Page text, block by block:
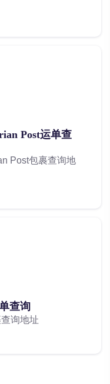
Post运单查
Post包裹查询地
查询
询地址